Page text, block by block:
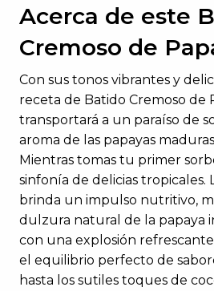
Acerca de este
Cremoso de
Con sus tonos vibrantes y
receta de Batido Cremoso de
transportará a un paraíso de
aroma de las papayas
Mientras tomas tu primer
sinfonía de delicias tropicales.
brinda un impulso nutritivo,
dulzura natural de la papaya
con una explosión
el equilibrio perfecto de
hasta los sutiles toques de